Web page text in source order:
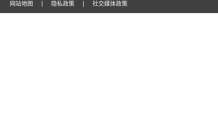
网站地图 隐私政策 社交媒体政策